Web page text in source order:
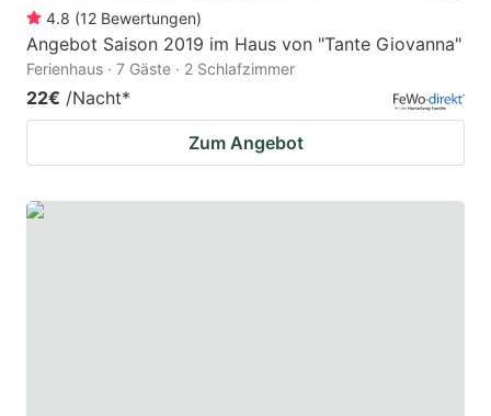
4.8 (12 Bewertungen)
Angebot Saison 2019 im Haus von "Tante Giovanna"
Ferienhaus · 7 Gäste · 2 Schlafzimmer
22€ /Nacht*
Zum Angebot